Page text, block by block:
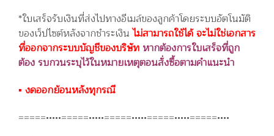
*ใบเสร็จรับเงินที่ส่งไปทางอีเมล์ของลูกค้าโดยระบบอัตโนมัติ
ของเว็ปไซต์หลังจากชำระเงินไม่สามารถใช้ได้ จะไม่ใช่เอกสาร
ที่ออกจากระบบบัญชีของบริษัท หากต้องการใบเสร็จที่ถูก
ต้อง รบกวนระบุไว้ในหมายเหตุตอนสั่งซื้อตามคำแนะนำ
▪️ งดออกย้อนหลังทุกรณี
=====•••••=====•••••=====•••••=====•••••=====••••